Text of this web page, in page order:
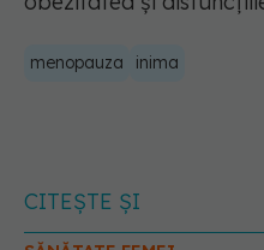
menopauza inima
CITEȘTE ȘI